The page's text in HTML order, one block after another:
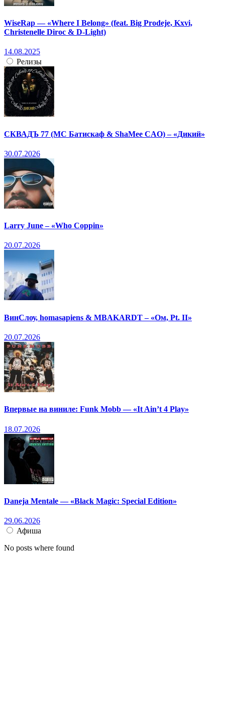
WiseRap — «Where I Belong» (feat. Big Prodeje, Kxvi,
Christenelle Diroc & D-Light)
14.08.2025
Релизы
СКВАДЪ 77 (МС Батискаф & ShaMee CAO) – «Дикий»
30.07.2026
Larry June – «Who Coppin»
20.07.2026
ВинСлоу, homasapiens & MBAKARDT – «Ом, Pt. II»
20.07.2026
Впервые на виниле: Funk Mobb — «It Ain’t 4 Play»
18.07.2026
Daneja Mentale — «Black Magic: Special Edition»
29.06.2026
Афиша
No posts where found